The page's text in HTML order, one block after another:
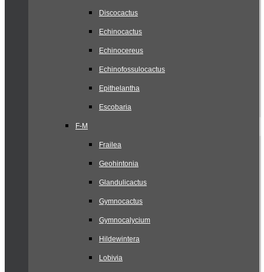
Discocactus
Echinocactus
Echinocereus
Echinofossulocactus
Epithelantha
Escobaria
F-M
Frailea
Geohintonia
Glandulicactus
Gymnocactus
Gymnocalycium
Hildewintera
Lobivia